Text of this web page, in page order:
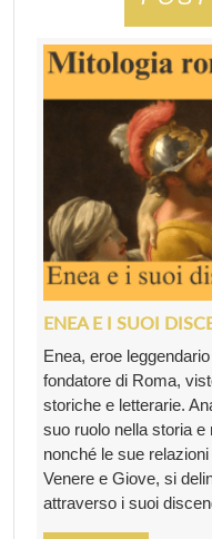
ENEA E I SUOI
Enea, eroe
fondatore di Roma,
storiche e letterarie.
suo ruolo nella storia e
nonché le sue
Venere e Giove, si
attraverso i suoi